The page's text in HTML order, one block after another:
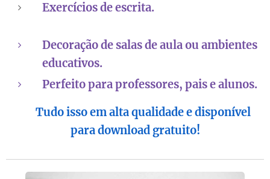
Exercícios de escrita.
Decoração de salas de aula ou ambientes
educativos.
Perfeito para professores, pais e alunos.
🤓 Tudo isso em alta qualidade e disponível
para download gratuito!